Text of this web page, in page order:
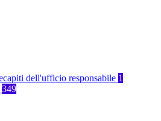
dell'ufficio responsabile 1
349